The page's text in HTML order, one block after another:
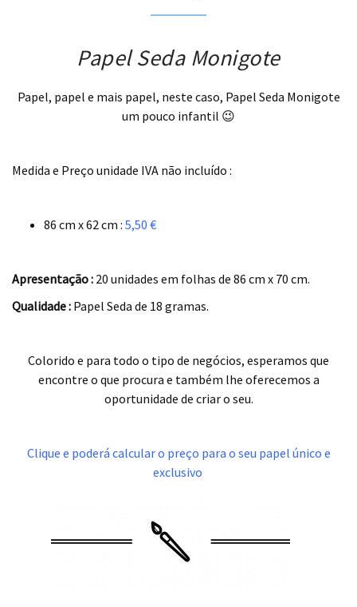
Papel Seda Monigote
Papel, papel e mais papel, neste caso, Papel Seda Monigote
um pouco infantil 😉
Medida e Preço unidade IVA não incluído :
86 cm x 62 cm : 5,50 €
Apresentação : 20 unidades em folhas de 86 cm x 70 cm.
Qualidade : Papel Seda de 18 gramas.
Colorido e para todo o tipo de negócios, esperamos que
encontre o que procura e também lhe oferecemos a
oportunidade de criar o seu.
Clique e poderá calcular o preço para o seu papel único e
exclusivo